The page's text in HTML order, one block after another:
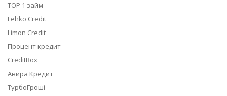
TOP 1 займ
Lehko Credit
Limon Credit
Процент кредит
CreditBox
Авира Кредит
ТурбоГроші